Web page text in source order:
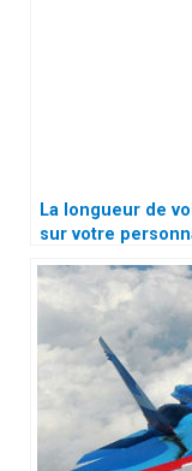
La longueur de
sur votre